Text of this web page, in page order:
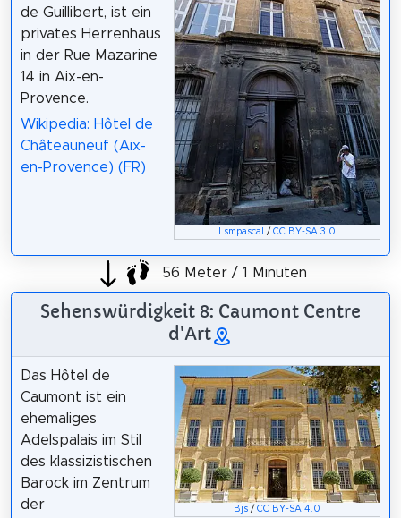
Lsmpascal /CC BY-SA 3.0
de Guillibert, ist ein
privates Herrenhaus
in der Rue Mazarine
14 in Aix-en-
Provence.
Wikipedia: Hôtel de
Châteauneuf (Aix-
en-Provence) (FR)
56 Meter / 1 Minuten
Sehenswürdigkeit 8: Caumont Centre
d'Art
Bjs /CC BY-SA 4.0
Das Hôtel de
Caumont ist ein
ehemaliges
Adelspalais im Stil
des klassizistischen
Barock im Zentrum
der